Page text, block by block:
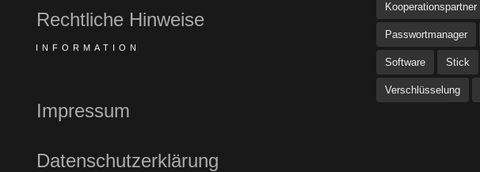
Rechtliche Hinweise
INFORMATION
Impressum
Datenschutzerklärung
Kooperationspartner
Passwortmanager
Software Stick
Verschlüsselung